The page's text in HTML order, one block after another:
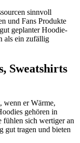
sinnvoll
und Fans Produkte
geplanter Hoodie-
als ein zufällig
Sweatshirts
wenn er Wärme,
gehören in
fühlen sich wertiger an
gut tragen und bieten